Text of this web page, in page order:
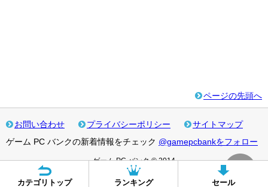
ページの先頭へ
お問い合わせ プライバシーポリシー
サイトマップ
ゲーム PC バンクの新着情報をチェック @gamepcbankをフォロー
ゲーム PC バンク © 2014
カテゴリトップ ランキング セール